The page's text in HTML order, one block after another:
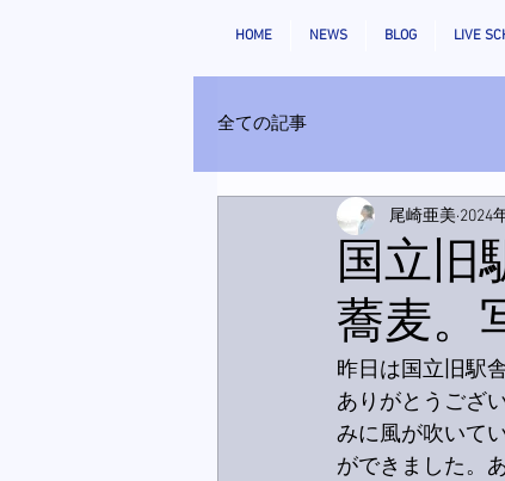
HOME NEWS BLOG LIVE
全ての記事
国立旧
蕎麦。
尾崎亜美 2024
昨日は国立旧駅
ありがとうござ
みに風が吹いて
ができました。